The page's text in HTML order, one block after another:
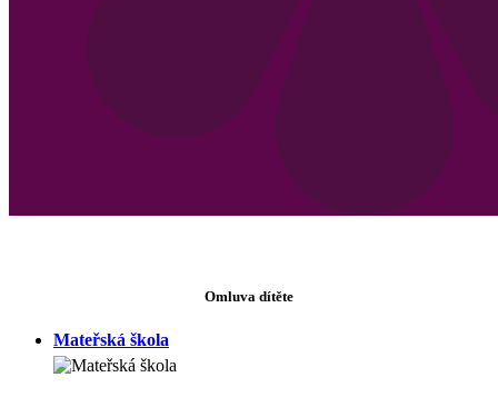
Omluva dítěte
Mateřská škola